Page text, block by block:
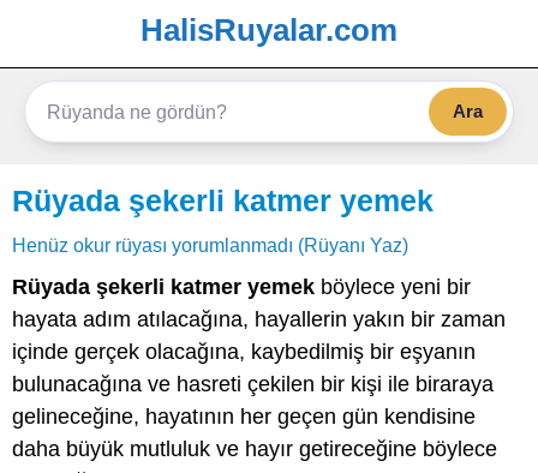
HalisRuyalar.com
Ara
Rüyada şekerli katmer yemek
Henüz okur rüyası yorumlanmadı (Rüyanı Yaz)
Rüyada şekerli katmer yemek böylece yeni bir
hayata adım atılacağına, hayallerin yakın bir zaman
içinde gerçek olacağına, kaybedilmiş bir eşyanın
bulunacağına ve hasreti çekilen bir kişi ile biraraya
gelineceğine, hayatının her geçen gün kendisine
daha büyük mutluluk ve hayır getireceğine böylece